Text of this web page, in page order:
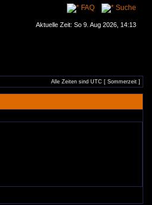
FAQ Suche
Aktuelle Zeit: So 9. Aug 2026, 14:13
Alle Zeiten sind UTC [ Sommerzeit ]